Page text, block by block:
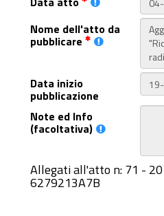
Nome dell'atto da
pubblicare
Data inizio
pubblicazione
Note ed Info
(facoltativa)
Allegati all'atto n: 71 -
6279213A7B